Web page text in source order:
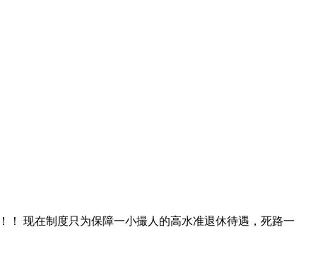
现在制度只为保障一小撮人的高水准退休待遇，死路一